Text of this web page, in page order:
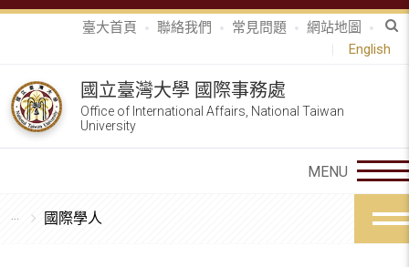
臺大首頁 聯絡我們 常見問題
網站地圖
English
國立臺灣大學 國際事務處
Office of International Affairs, National Taiwan
University
國際學人